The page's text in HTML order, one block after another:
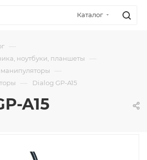
Каталог
—
ноутбуки, планшеты —
—
— Dialog GP-A15
A15